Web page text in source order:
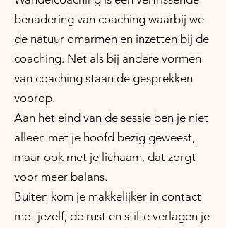
benadering van coaching waarbij we
de natuur omarmen en inzetten bij de
coaching. Net als bij andere vormen
van coaching staan de gesprekken
voorop.
Aan het eind van de sessie ben je niet
alleen met je hoofd bezig geweest,
maar ook met je lichaam, dat zorgt
voor meer balans.
Buiten kom je makkelijker in contact
met jezelf, de rust en stilte verlagen je